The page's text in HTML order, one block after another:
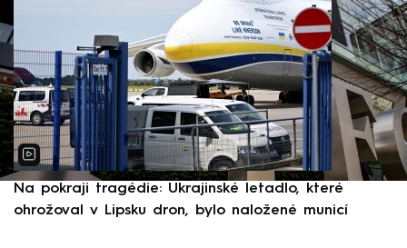
Na pokraji tragédie: Ukrajinské letadlo, které
ohrožoval v Lipsku dron, bylo naložené municí